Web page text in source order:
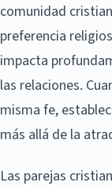
comunidad
preferencia
impacta
las relaciones.
misma fe,
más allá de la
Las parejas